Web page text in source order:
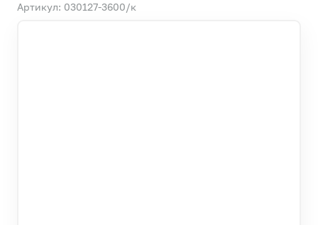
Артикул: 030127-3600/к